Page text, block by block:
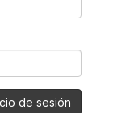
de sesión